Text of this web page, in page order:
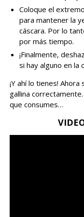
Coloque el
para mantener la
cáscara. Por lo
por más tiempo.
¡Finalmente,
si hay alguno en la
¡Y ahí lo tienes!
gallina
que consumes…